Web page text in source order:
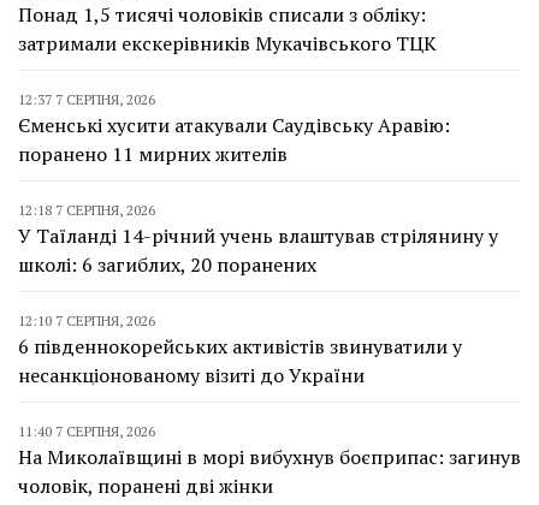
Понад 1,5 тисячі чоловіків списали з обліку:
затримали екскерівників Мукачівського ТЦК
12:37 7 СЕРПНЯ, 2026
Єменські хусити атакували Саудівську Аравію:
поранено 11 мирних жителів
12:18 7 СЕРПНЯ, 2026
У Таїланді 14-річний учень влаштував стрілянину у
школі: 6 загиблих, 20 поранених
12:10 7 СЕРПНЯ, 2026
6 південнокорейських активістів звинуватили у
несанкціонованому візиті до України
11:40 7 СЕРПНЯ, 2026
На Миколаївщині в морі вибухнув боєприпас: загинув
чоловік, поранені дві жінки